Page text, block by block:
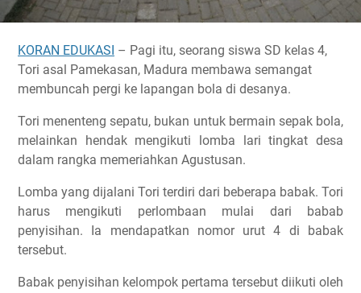
KORAN EDUKASI – Pagi itu, seorang siswa SD kelas 4,
Tori asal Pamekasan, Madura membawa semangat
membuncah pergi ke lapangan bola di desanya.
Tori menenteng sepatu, bukan untuk bermain sepak bola,
melainkan hendak mengikuti lomba lari tingkat desa
dalam rangka memeriahkan Agustusan.
Lomba yang dijalani Tori terdiri dari beberapa babak. Tori
harus mengikuti perlombaan mulai dari babab
penyisihan. Ia mendapatkan nomor urut 4 di babak
tersebut.
Babak penyisihan kelompok pertama tersebut diikuti oleh